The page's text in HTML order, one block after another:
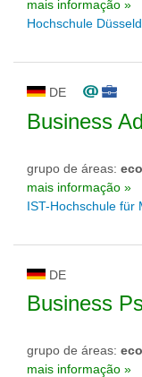
mais informação »
Hochschule
DE
Business
grupo de áreas:
mais informação »
IST-Hochschule für
DE
Business
grupo de áreas:
mais informação »